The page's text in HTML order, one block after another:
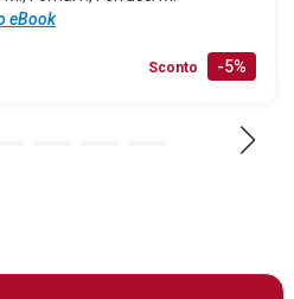
eBook
Sconto -5%